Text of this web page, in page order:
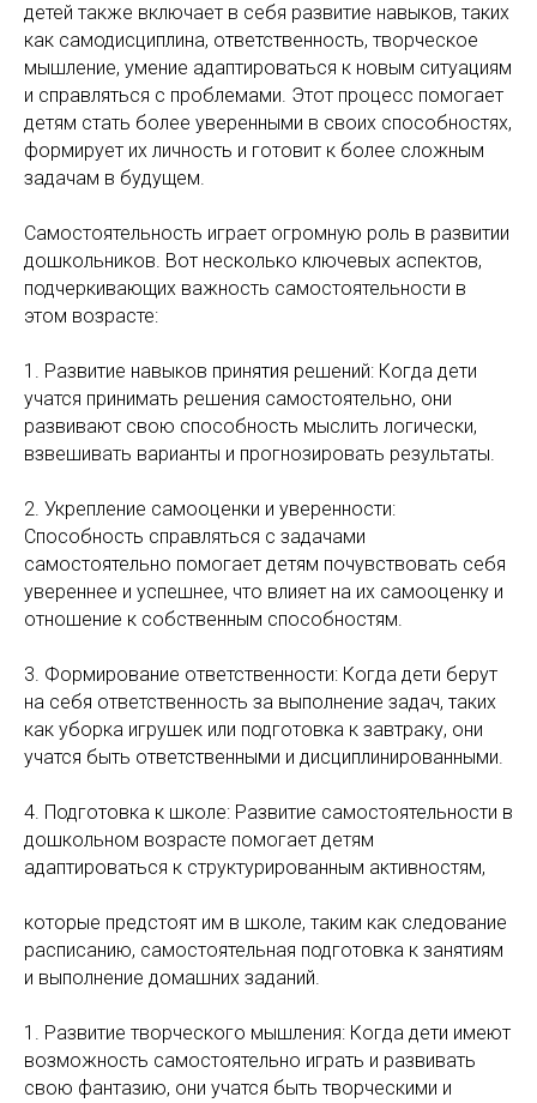
детей также включает в себя развитие навыков, таких
как самодисциплина, ответственность, творческое
мышление, умение адаптироваться к новым ситуациям
и справляться с проблемами. Этот процесс помогает
детям стать более уверенными в своих способностях,
формирует их личность и готовит к более сложным
задачам в будущем.
Самостоятельность играет огромную роль в развитии
дошкольников. Вот несколько ключевых аспектов,
подчеркивающих важность самостоятельности в
этом возрасте:
1. Развитие навыков принятия решений: Когда дети
учатся принимать решения самостоятельно, они
развивают свою способность мыслить логически,
взвешивать варианты и прогнозировать результаты.
2. Укрепление самооценки и уверенности:
Способность справляться с задачами
самостоятельно помогает детям почувствовать себя
увереннее и успешнее, что влияет на их самооценку и
отношение к собственным способностям.
3. Формирование ответственности: Когда дети берут
на себя ответственность за выполнение задач, таких
как уборка игрушек или подготовка к завтраку, они
учатся быть ответственными и дисциплинированными.
4. Подготовка к школе: Развитие самостоятельности в
дошкольном возрасте помогает детям
адаптироваться к структурированным активностям,
которые предстоят им в школе, таким как следование
расписанию, самостоятельная подготовка к занятиям
и выполнение домашних заданий.
1. Развитие творческого мышления: Когда дети имеют
возможность самостоятельно играть и развивать
свою фантазию, они учатся быть творческими и